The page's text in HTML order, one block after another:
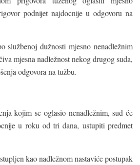
podnijet najdocnije u odgovoru na
službenoj dužnosti mjesno nenadležnim
mjesna nadležnost nekog drugog suda,
odgovora na tužbu.
kojim se oglasio nenadležnim, sud će
u roku od tri dana, ustupiti predmet
kao nadležnom nastaviće postupak